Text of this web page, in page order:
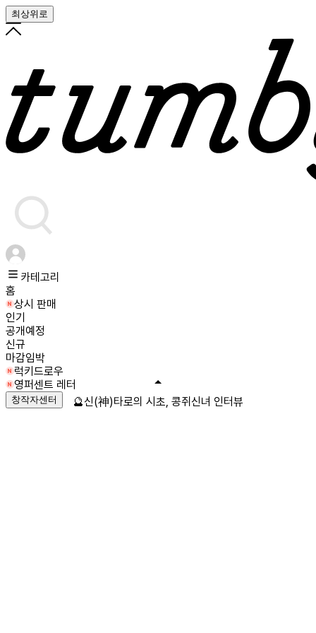
최상위로
카테고리
홈
상시 판매
인기
공개예정
신규
마감임박
럭키드로우
영퍼센트 레터
창작자센터 🔮신(神)타로의 시초, 콩쥐신녀 인터뷰